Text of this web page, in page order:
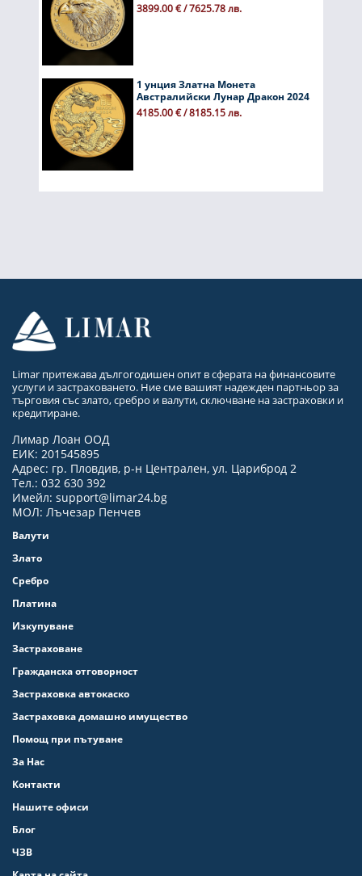
3899.00 € / 7625.78 лв.
1 унция Златна Монета
Австралийски Лунар Дракон 2024
4185.00 € / 8185.15 лв.
Limar притежава дългогодишен опит в сферата на финансовите
услуги и застраховането. Ние сме вашият надежден партньор за
търговия със злато, сребро и валути, сключване на застраховки и
кредитиране.
Лимар Лоан ООД
ЕИК: 201545895
Адрес: гр. Пловдив, р-н Централен, ул. Цариброд 2
Тел.: 032 630 392
Имейл: support@limar24.bg
МОЛ: Лъчезар Пенчев
Валути
Злато
Сребро
Платина
Изкупуване
Застраховане
Гражданска отговорност
Застраховка автокаско
Застраховка домашно имущество
Помощ при пътуване
За Нас
Контакти
Нашите офиси
Блог
ЧЗВ